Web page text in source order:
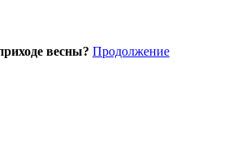
весны? Продолжение